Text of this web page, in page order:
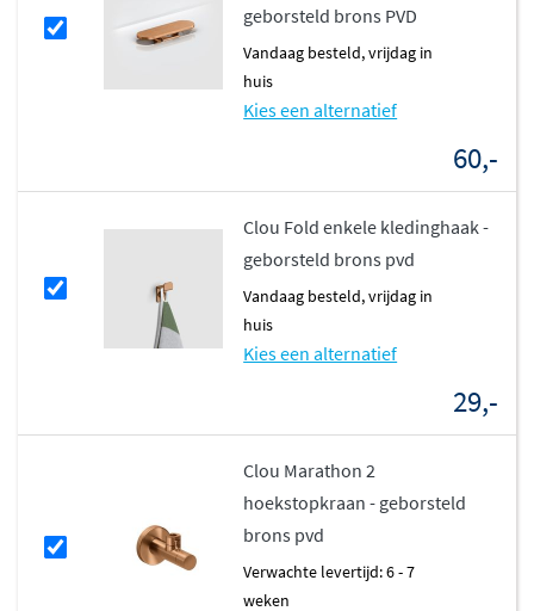
verkrijgbaar in Aluite, een innovatief solid surface-
materiaal met een soft-touch effect en krasbestendige
eigenschappen. Bekijk hiervoor de
Met de Clou New Flush 2 fontein kies je voor een strak,
innovatief en ruimtebesparend design dat perfect
aansluit bij moderne toiletruimtes. Ontdek de
mogelijkheden en geef je interieur een verfijnde
upgrade.
geborsteld brons PVD
vandaag besteld, vrijdag in
huis
Kies een alternatief
60,-
Clou Fold enkele kledinghaak -
geborsteld brons pvd
vandaag besteld, vrijdag in
huis
Kies een alternatief
29,-
Clou Marathon 2
hoekstopkraan - geborsteld
brons pvd
Verwachte levertijd: 6 - 7
weken